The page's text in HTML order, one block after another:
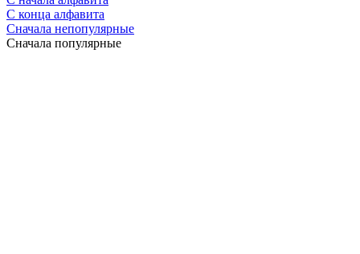
С конца алфавита
Сначала непопулярные
Сначала популярные